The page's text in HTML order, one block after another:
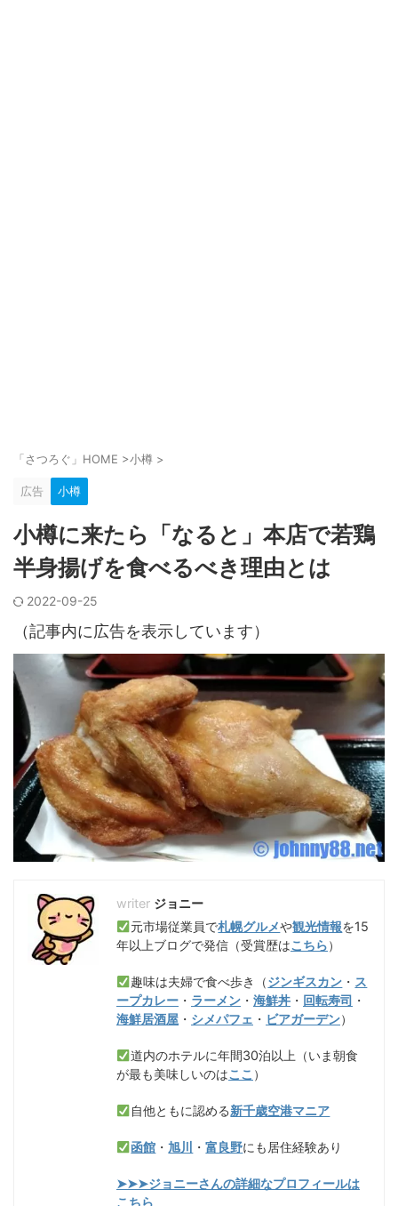
「さつろぐ」HOME >小樽 >
広告 小樽
小樽に来たら「なると」本店で若鶏
半身揚げを食べるべき理由とは
2022-09-25
（記事内に広告を表示しています）
ジョニー
元市場従業員で札幌グルメや観光情報を15
年以上ブログで発信（受賞歴はこちら）
趣味は夫婦で食べ歩き（ジンギスカン ・ ス
ープカレー ・ ラーメン ・ 海鮮丼 ・ 回転寿司 ・
海鮮居酒屋 ・ シメパフェ ・ ビアガーデン）
道内のホテルに年間30泊以上（いま朝食
が最も美味しいのはここ ）
自他ともに認める新千歳空港マニア
函館 ・旭川 ・富良野にも居住経験あり
➤➤➤ジョニーさんの詳細なプロフィールは
こちら